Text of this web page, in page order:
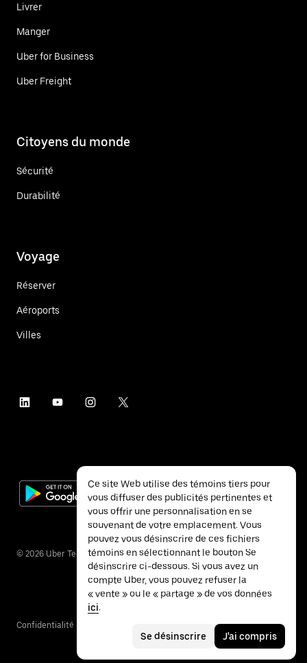
Livrer
Manger
Uber for Business
Uber Freight
Citoyens du monde
Sécurité
Durabilité
Voyage
Réserver
Aéroports
Villes
© 2026 Uber Technologies inc.
Confidentialité
Ce site Web utilise des témoins tiers pour
vous diffuser des publicités pertinentes et
vous offrir une personnalisation en se
souvenant de votre emplacement. Vous
pouvez vous désinscrire de ces fichiers
témoins en sélectionnant le bouton Se
désinscrire ci-dessous. Si vous avez un
compte Uber, vous pouvez refuser la
« vente » ou le « partage » de vos données
ici.
Se désinscrire J'ai compris